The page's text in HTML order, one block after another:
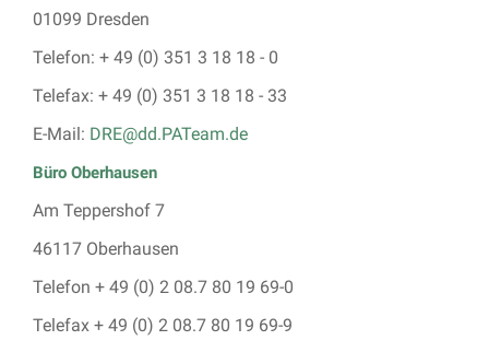
01099 Dresden
Telefon: + 49 (0) 351 3 18 18 - 0
Telefax: + 49 (0) 351 3 18 18 - 33
E-Mail: DRE@dd.PATeam.de
Büro Oberhausen
Am Teppershof 7
46117 Oberhausen
Telefon + 49 (0) 2 08.7 80 19 69-0
Telefax + 49 (0) 2 08.7 80 19 69-9